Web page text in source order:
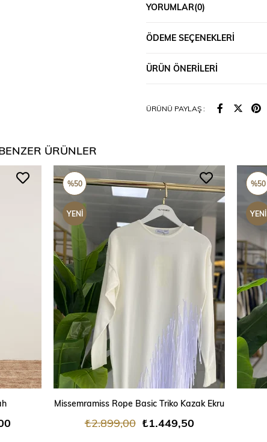
YORUMLAR(0)
ÖDEME SEÇENEKLERI
ÜRÜN ÖNERILERI
ÜRÜNÜ PAYLAŞ :
ÜRÜNLER
Missemramiss Rope Basic Triko Kazak Ekru
₺1.449,50
₺2.899,00
%50
YENI
ÜRÜN
%50
YENI